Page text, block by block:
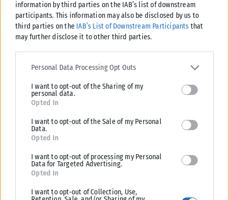
information by third parties on the IAB’s list of downstream
participants. This information may also be disclosed by us to
third parties on the IAB’s List of Downstream Participants that
may further disclose it to other third parties.
Please note that this website/app uses one or more Google
services and may gather and store information including but not
deny consent to Google and its third-party tags to use your data
for below specified purposes in below Google consent section.
Personal Data Processing Opt Outs
I want to opt-out of the Sharing of my
personal data.
Opted In
I want to opt-out of the Sale of my Personal
Data.
Opted In
I want to opt-out of processing my Personal
Data for Targeted Advertising.
Opted In
I want to opt-out of Collection, Use,
Ζώδια: Εβδομαδιαίες προβλέψεις από 3 έως 9 Αυγούστου
Η εβδομάδα από 3 έως 9 Αυγούστου προμηνύεται εξαιρετικά
αλλάζουν τις ισορροπίες. Από την...
ΑΝΑΡΤΉΘΗΚΕ ΑΠΌKARFITSANEWS